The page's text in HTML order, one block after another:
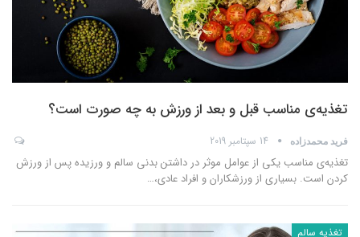
تغذیه‌ی مناسب قبل و بعد از ورزش به چه صورت است؟
فرید محمدزاده 14 سپتامبر 2019
تغذیه‌ی مناسب یکی از عوامل موثر در داشتن بدنی سالم و ورزیده پس از ورزش
کردن است. بسیاری از ورزشکاران و افراد عادی،…
تغذیه سالم